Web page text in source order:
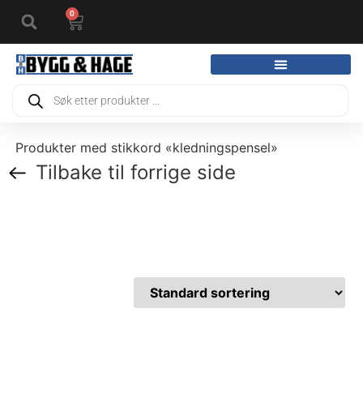
0
Produkter med stikkord «kledningspensel»
Tilbake til forrige side